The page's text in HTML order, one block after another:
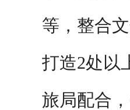
等，整合
打造2处以
旅局配合 ，